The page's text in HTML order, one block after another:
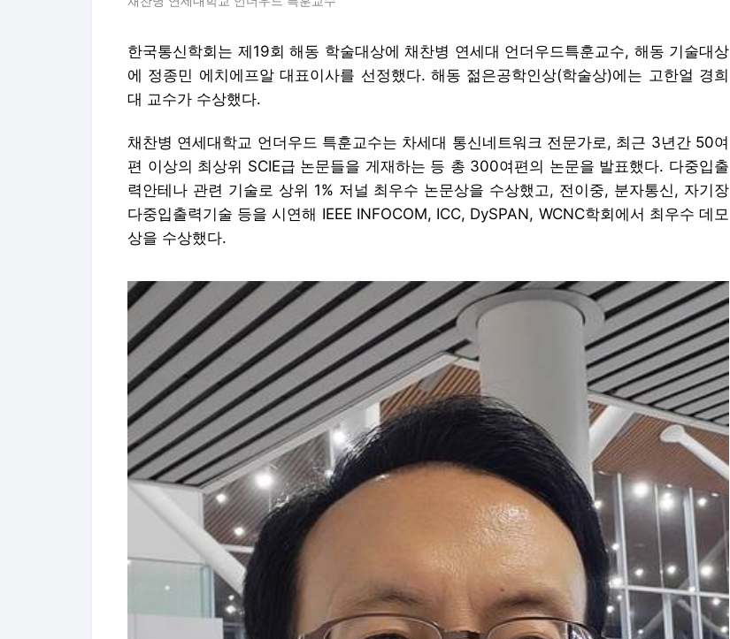
한국통신학회는 제19회 해동 학술대상에 채찬병 연세대 언더우드특훈교수, 해동 기술대상
에 정종민 에치에프알 대표이사를 선정했다. 해동 젊은공학인상(학술상)에는 고한얼 경희
대 교수가 수상했다.
채찬병 연세대학교 언더우드 특훈교수는 차세대 통신네트워크 전문가로, 최근 3년간 50여
편 이상의 최상위 SCIE급 논문들을 게재하는 등 총 300여편의 논문을 발표했다. 다중입출
력안테나 관련 기술로 상위 1% 저널 최우수 논문상을 수상했고, 전이중, 분자통신, 자기장
다중입출력기술 등을 시연해 IEEE INFOCOM, ICC, DySPAN, WCNC학회에서 최우수 데모
상을 수상했다.